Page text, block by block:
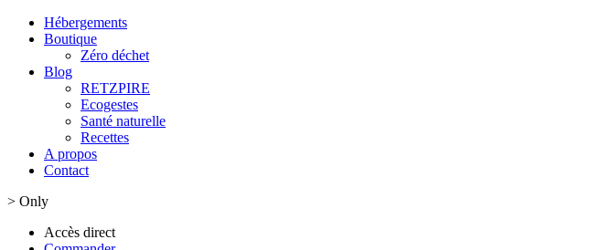
Hébergements
Boutique
Zéro déchet
Blog
RETZPIRE
Ecogestes
Santé naturelle
Recettes
A propos
Contact
> Only
Accès direct